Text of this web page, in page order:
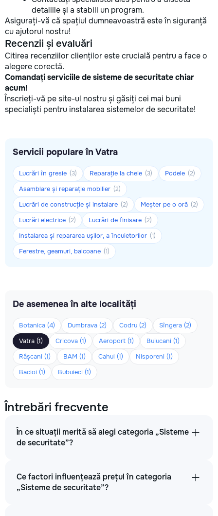
detaliile și a stabili un program.
Asigurați-vă că spațiul dumneavoastră este în siguranță
cu ajutorul nostru!
Recenzii și evaluări
Citirea recenziilor clienților este crucială pentru a face o
alegere corectă.
Comandați serviciile de sisteme de securitate chiar
acum!
Înscrieți-vă pe site-ul nostru și găsiți cei mai buni
specialiști pentru instalarea sistemelor de securitate!
Servicii populare în Vatra
Lucrări în gresie (3) Reparație la cheie (3) Podele (2)
Asamblare și reparație mobilier (2)
Lucrări de construcție și instalare (2) Meșter pe o oră (2)
Lucrări electrice (2) Lucrări de finisare (2)
Instalarea și repararea ușilor, a încuietorilor (1)
Ferestre, geamuri, balcoane (1)
De asemenea în alte localități
Botanica (4) Dumbrava (2) Codru (2)
Sîngera (2)
Vatra (1)
Cricova (1) Aeroport (1)
Buiucani (1)
Râșcani (1)
BAM (1) Cahul (1)
Nisporeni (1)
Bacioi (1)
Bubuieci (1)
Întrebări frecvente
În ce situații merită să alegi categoria „Sisteme
de securitate”?
Ce factori influențează prețul în categoria
„Sisteme de securitate”?